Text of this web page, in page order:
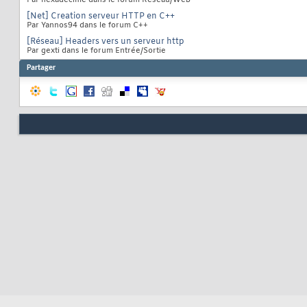
[Net] Creation serveur HTTP en C++
Par Yannos94 dans le forum C++
[Réseau] Headers vers un serveur http
Par gexti dans le forum Entrée/Sortie
Partager